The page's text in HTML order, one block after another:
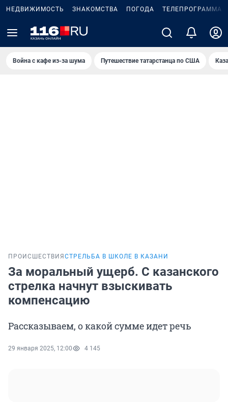
НЕДВИЖИМОСТЬ ЗНАКОМСТВА ПОГОДА ТЕЛЕПРОГРАММА
Война с кафе из-за шума Путешествие татарстанца по США
ПРОИСШЕСТВИЯ СТРЕЛЬБА В ШКОЛЕ В КАЗАНИ
За моральный ущерб. С казанского
стрелка начнут взыскивать
компенсацию
Рассказываем, о какой сумме идет речь
29 января 2025, 12:00 4 145